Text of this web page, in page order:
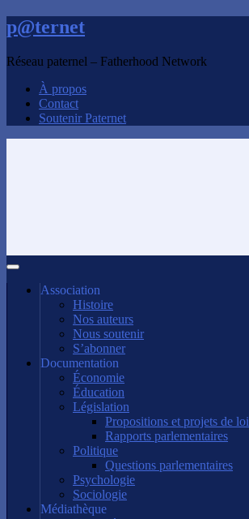
p@ternet
Réseau paternel – Fatherhood Network
À propos
Contact
Soutenir Paternet
Association
Histoire
Nos auteurs
Nous soutenir
S’abonner
Documentation
Économie
Éducation
Législation
Propositions et projets de loi
Rapports parlementaires
Politique
Questions parlementaires
Psychologie
Sociologie
Médiathèque